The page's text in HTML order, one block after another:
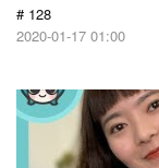
# 128
2020-01-17 01:00